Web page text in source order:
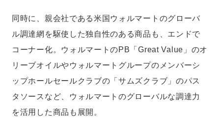
同時に、親会社である米国ウォルマートのグローバ
ル調達網を駆使した独自性のある商品も、エンドで
コーナー化。ウォルマートのPB「Great Value」のオ
リーブオイルやウォルマートグループのメンバーシ
ップホールセールクラブの「サムズクラブ」のパス
タソースなど、ウォルマートのグローバルな調達力
を活用した商品も展開。